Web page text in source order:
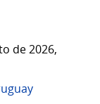
de 2026,